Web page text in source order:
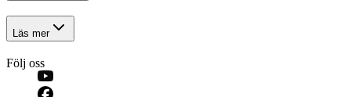
Läs mer
Följ oss